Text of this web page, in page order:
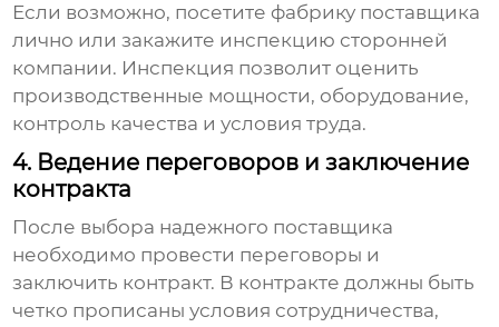
Если возможно, посетите фабрику поставщика
лично или закажите инспекцию сторонней
компании. Инспекция позволит оценить
производственные мощности, оборудование,
контроль качества и условия труда.
4. Ведение переговоров и заключение
контракта
После выбора надежного поставщика
необходимо провести переговоры и
заключить контракт. В контракте должны быть
четко прописаны условия сотрудничества,